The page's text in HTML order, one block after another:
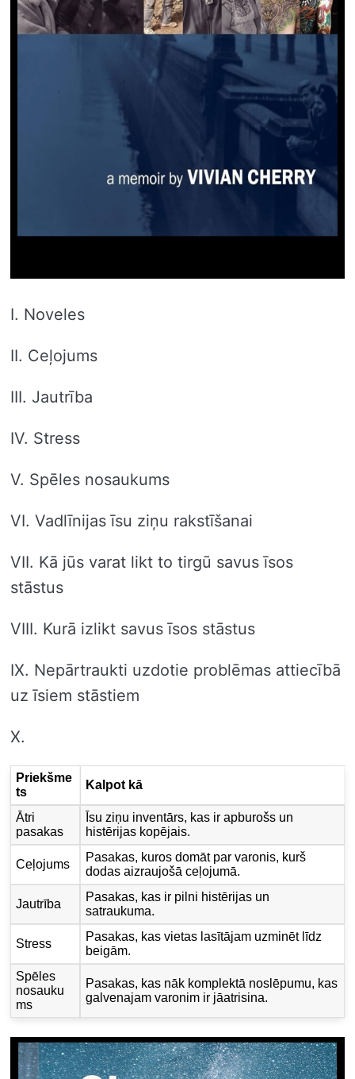
I. Noveles
II. Ceļojums
III. Jautrība
IV. Stress
V. Spēles nosaukums
VI. Vadlīnijas īsu ziņu rakstīšanai
VII. Kā jūs varat likt to tirgū savus īsos
stāstus
VIII. Kurā izlikt savus īsos stāstus
IX. Nepārtraukti uzdotie problēmas attiecībā
uz īsiem stāstiem
X.
Priekšme
ts
Kalpot kā
Ātri
pasakas
Īsu ziņu inventārs, kas ir apburošs un
histērijas kopējais.
Ceļojums
Pasakas, kuros domāt par varonis, kurš
dodas aizraujošā ceļojumā.
Jautrība
Pasakas, kas ir pilni histērijas un
satraukuma.
Stress
Pasakas, kas vietas lasītājam uzminēt līdz
beigām.
Spēles
nosauku
ms
Pasakas, kas nāk komplektā noslēpumu, kas
galvenajam varonim ir jāatrisina.